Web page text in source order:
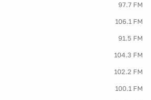
97.7 FM
106.1 FM
91.5 FM
104.3 FM
102.2 FM
100.1 FM